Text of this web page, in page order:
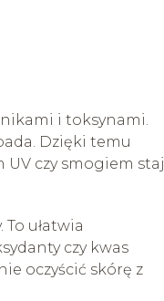
i toksynami.
Dzięki temu
czy smogiem
ułatwia
czy kwas
oczyścić skórę z